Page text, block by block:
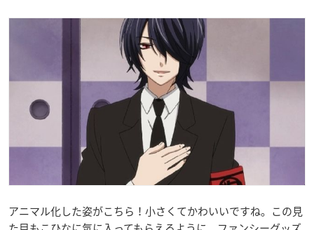
アニマル化した姿がこちら！小さくてかわいいですね。この見